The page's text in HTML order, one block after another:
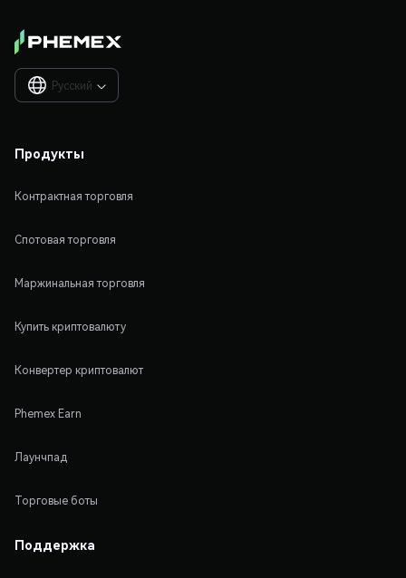
Русский 
Продукты
Контрактная торговля
Спотовая торговля
Маржинальная торговля
Купить криптовалюту
Конвертер криптовалют
Phemex Earn
Лаунчпад
Торговые боты
Поддержка